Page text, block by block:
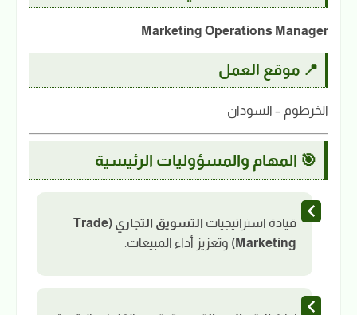
Marketing Operations Manager
📍 موقع العمل
الخرطوم – السودان
🎯 المهام والمسؤوليات الرئيسية
قيادة استراتيجيات
التسويق التجاري (Trade
Marketing)
وتعزيز أداء المبيعات.